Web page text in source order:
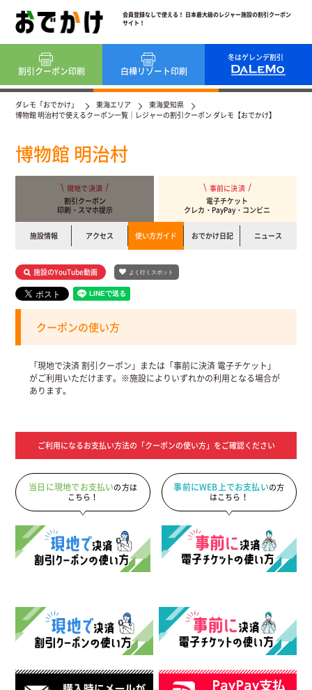
会員登録なしで使える！ 日本最大級のレジャー施設の割引クーポン
サイト！
冬はゲレンデ割引
割引クーポン印刷 白樺リゾート印刷
ダレモ「おでかけ」 東海エリア
東海愛知県
博物館 明治村で使えるクーポン一覧｜レジャーの割引クーポン ダレモ【おでかけ】
博物館 明治村
現地で決済
割引クーポン
印刷・スマホ提示
事前に決済
電子チケット
クレカ・PayPay・コンビニ
施設情報 アクセス 使い方ガイド おでかけ日記 ニュース
施設のYouTube動画 よく行くスポット
クーポンの使い方
「現地で決済 割引クーポン」または「事前に決済 電子チケット」
がご利用いただけます。※施設によりいずれかの利用となる場合が
あります。
ご利用になるお支払い方法の「クーポンの使い方」をご確認ください
当日に現地でお支払いの方は
こちら！
事前にWEB上でお支払いの方
はこちら！